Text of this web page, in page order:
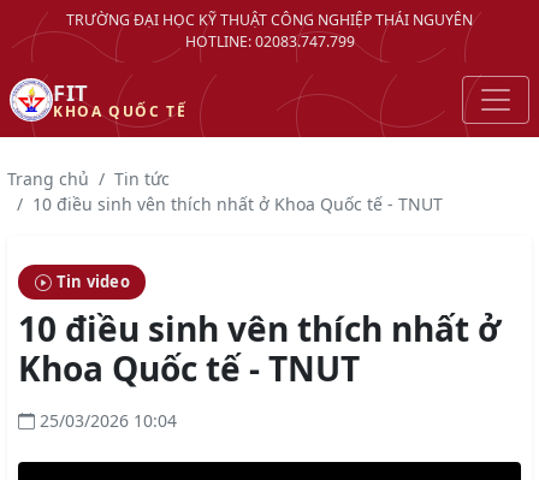
TRƯỜNG ĐẠI HỌC KỸ THUẬT CÔNG NGHIỆP THÁI NGUYÊN
HOTLINE: 02083.747.799
FIT
KHOA QUỐC TẾ
Trang chủ
Tin tức
10 điều sinh vên thích nhất ở Khoa Quốc tế - TNUT
Tin video
10 điều sinh vên thích nhất ở
Khoa Quốc tế - TNUT
25/03/2026 10:04